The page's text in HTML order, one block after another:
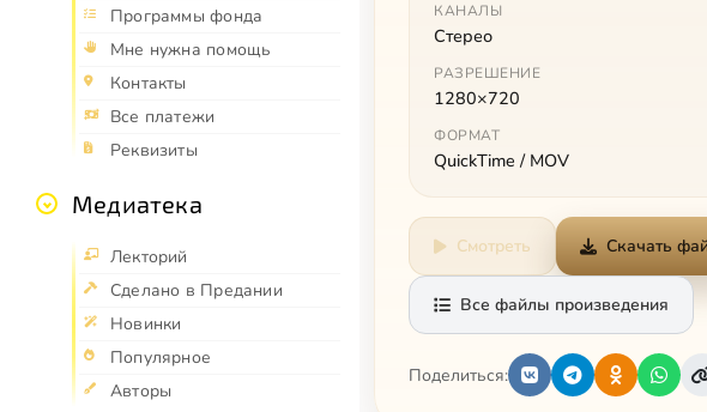
Программы фонда
Мне нужна помощь
Контакты
Все платежи
Реквизиты
Медиатека
Лекторий
Сделано в Предании
Новинки
Популярное
Авторы
КАНАЛЫ
Стерео
РАЗРЕШЕНИЕ
1280×720
ФОРМАТ
QuickTime / MOV
Смотреть Скачать
Все файлы произведения
Поделиться: